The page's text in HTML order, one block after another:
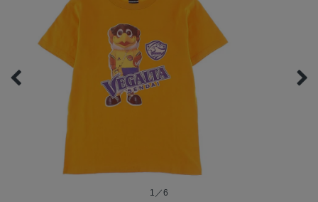
1／6